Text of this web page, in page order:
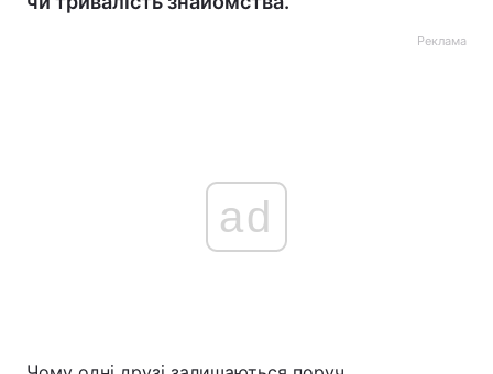
Реклама
ad